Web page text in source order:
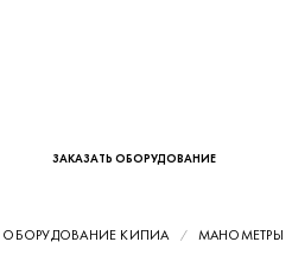
ЗАКАЗАТЬ ОБОРУДОВАНИЕ
ОБОРУДОВАНИЕ КИПИА МАНОМЕТРЫ